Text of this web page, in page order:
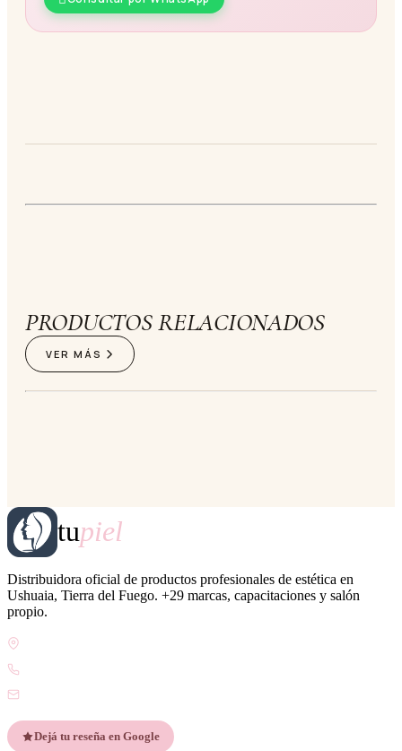
PRODUCTOS RELACIONADOS
VER MÁS
tupiel
Distribuidora oficial de productos profesionales de estética en
Ushuaia, Tierra del Fuego. +29 marcas, capacitaciones y salón
propio.
Dejá tu reseña en Google